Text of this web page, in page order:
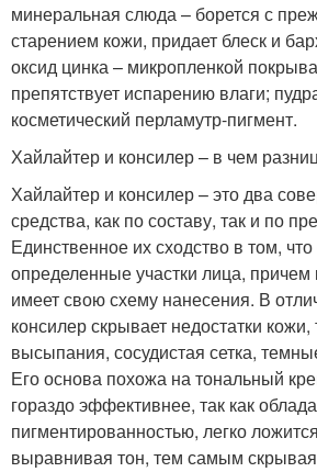
минеральная слюда – борется с
старением кожи, придает блеск и
оксид цинка – микропленкой
препятствует испарению влаги;
косметический перламутр-пигмент.
Хайлайтер и консилер – в чем
Хайлайтер и консилер – это два
средства, как по составу, так и по
Единственное их сходство в том,
определенные участки лица, причем
имеет свою схему нанесения. В
консилер скрывает недостатки кожи,
высыпания, сосудистая сетка,
Его основа похожа на тональный
гораздо эффективнее, так как
пигментированностью, легко
выравнивая тон, тем самым скрывая